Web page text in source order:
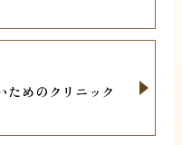
ためのクリニック